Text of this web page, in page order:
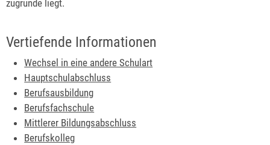
zugrunde liegt.
Vertiefende Informationen
Wechsel in eine andere Schulart
Hauptschulabschluss
Berufsausbildung
Berufsfachschule
Mittlerer Bildungsabschluss
Berufskolleg